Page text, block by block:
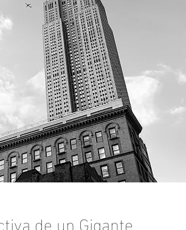
de un Gigante